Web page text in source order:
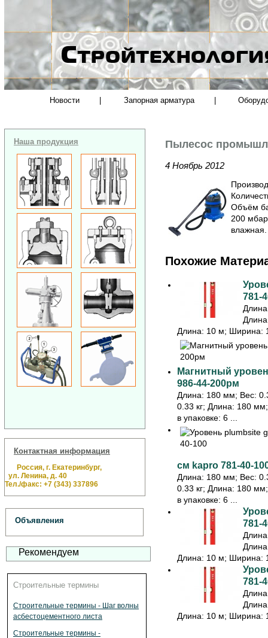
Новости Запорная арматура
Наша продукция
Контактная информация
Россия, г. Екатеринбург,
ул. Ленина, д. 40
Тел./факс: +7 (343) 337896
Объявления
Рекомендуем
Строительные термины
Строительные термины - Шаг волны
асбестоцементного листа
Строительные термины -
Пылесос
4 Ноябрь 2012
Объём
200
влажная.
Похожие
781-
Длина: 10 м; Ширина:
Магнитный
986-44-200рм
Длина: 180 мм; Вес:
0.33 кг; Длина: 180
в упаковке: 6 ...
см kapro 781-40-
Длина: 180 мм; Вес:
0.33 кг; Длина: 180
в упаковке: 6 ...
781-
Длина: 10 м; Ширина:
781-
Длина: 10 м; Ширина: